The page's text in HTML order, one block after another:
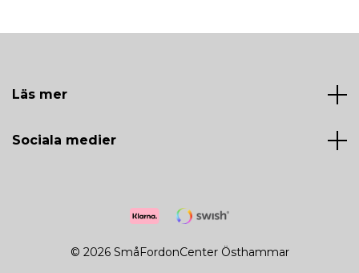
Läs mer
Sociala medier
© 2026 SmåFordonCenter Östhammar